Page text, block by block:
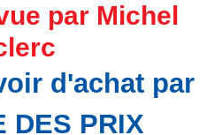
par Michel
d'achat par
DES PRIX